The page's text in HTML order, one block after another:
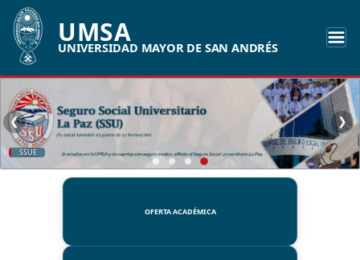
UMSA
UNIVERSIDAD MAYOR DE SAN ANDRÉS
SSUE
❮ ❯
OFERTA ACADÉMICA